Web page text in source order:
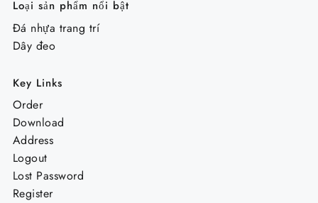
Loại sản phẩm nổi bật
Đá nhựa trang trí
Dây đeo
Key Links
Order
Download
Address
Logout
Lost Password
Register